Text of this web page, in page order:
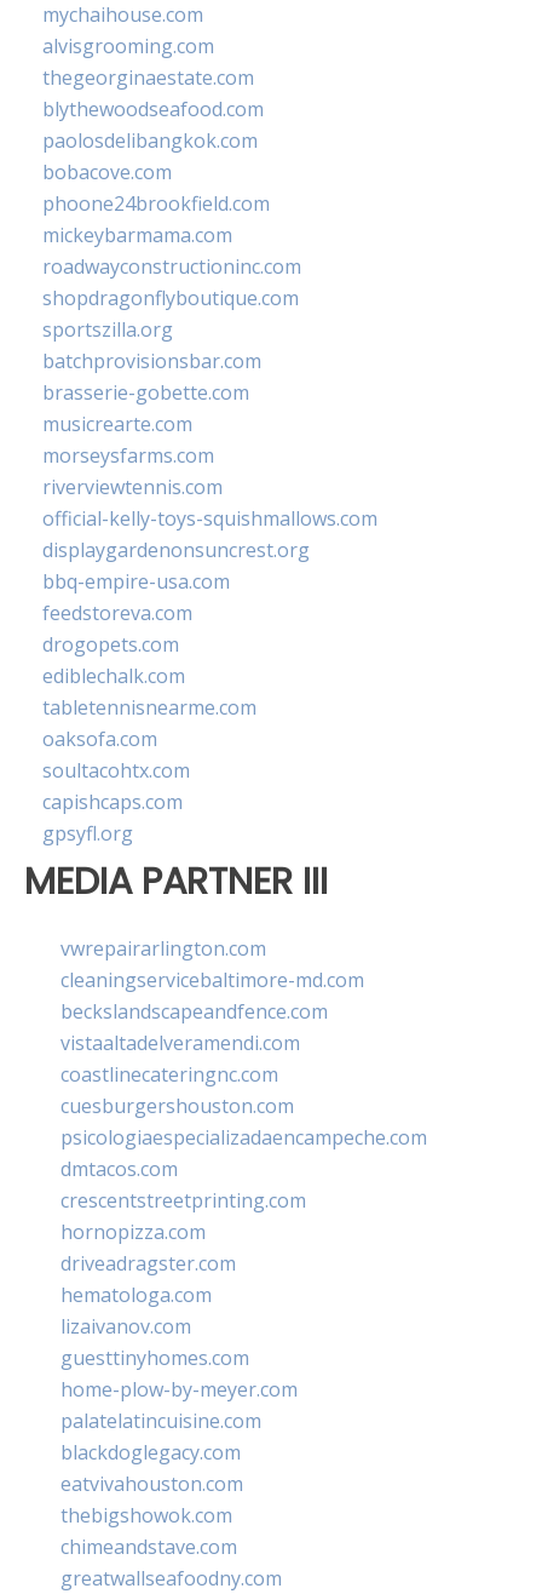
mychaihouse.com
alvisgrooming.com
thegeorginaestate.com
blythewoodseafood.com
paolosdelibangkok.com
bobacove.com
phoone24brookfield.com
mickeybarmama.com
roadwayconstructioninc.com
shopdragonflyboutique.com
sportszilla.org
batchprovisionsbar.com
brasserie-gobette.com
musicrearte.com
morseysfarms.com
riverviewtennis.com
official-kelly-toys-squishmallows.com
displaygardenonsuncrest.org
bbq-empire-usa.com
feedstoreva.com
drogopets.com
ediblechalk.com
tabletennisnearme.com
oaksofa.com
soultacohtx.com
capishcaps.com
gpsyfl.org
MEDIA PARTNER III
vwrepairarlington.com
cleaningservicebaltimore-md.com
beckslandscapeandfence.com
vistaaltadelveramendi.com
coastlinecateringnc.com
cuesburgershouston.com
psicologiaespecializadaencampeche.com
dmtacos.com
crescentstreetprinting.com
hornopizza.com
driveadragster.com
hematologa.com
lizaivanov.com
guesttinyhomes.com
home-plow-by-meyer.com
palatelatincuisine.com
blackdoglegacy.com
eatvivahouston.com
thebigshowok.com
chimeandstave.com
greatwallseafoodny.com